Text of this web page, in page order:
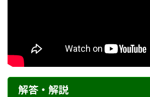
解答・解説